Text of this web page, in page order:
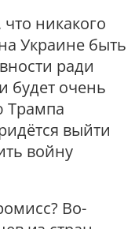
никакого
Украине быть
ради
будет очень
Трампа
выйти
войну
Во-